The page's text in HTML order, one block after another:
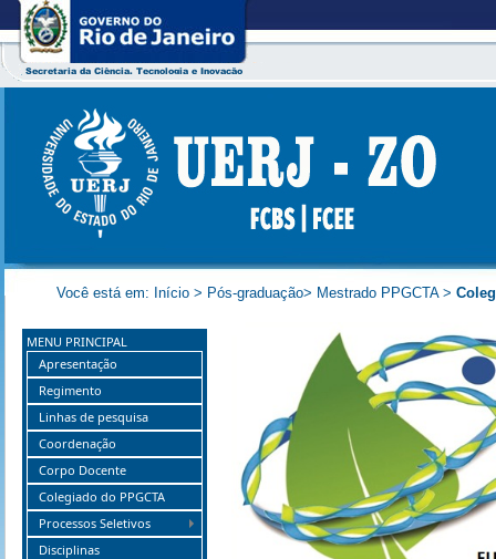
Você está em: Início > Pós-graduação> Mestrado PPGCTA>
MENU PRINCIPAL
Apresentação
Regimento
Linhas de pesquisa
Coordenação
Corpo Docente
Colegiado do PPGCTA
Processos Seletivos
Disciplinas